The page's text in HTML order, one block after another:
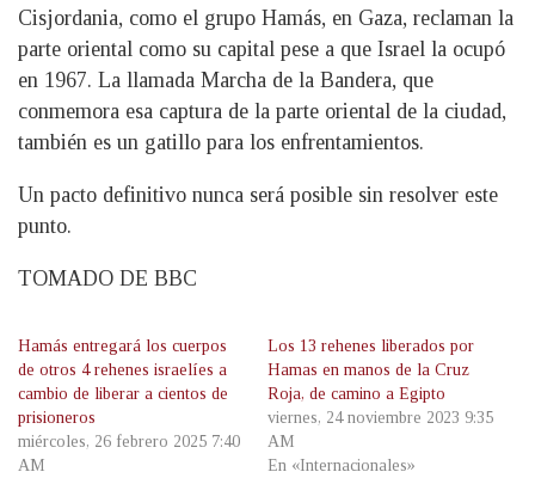
Cisjordania, como el grupo Hamás, en Gaza, reclaman la
parte oriental como su capital pese a que Israel la ocupó
en 1967. La llamada Marcha de la Bandera, que
conmemora esa captura de la parte oriental de la ciudad,
también es un gatillo para los enfrentamientos.
Un pacto definitivo nunca será posible sin resolver este
punto.
TOMADO DE BBC
Hamás entregará los cuerpos
de otros 4 rehenes israelíes a
cambio de liberar a cientos de
prisioneros
miércoles, 26 febrero 2025 7:40
AM
Los 13 rehenes liberados por
Hamas en manos de la Cruz
Roja, de camino a Egipto
viernes, 24 noviembre 2023 9:35
AM
En «Internacionales»